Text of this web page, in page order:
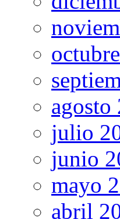
agosto
julio
junio
mayo
abril